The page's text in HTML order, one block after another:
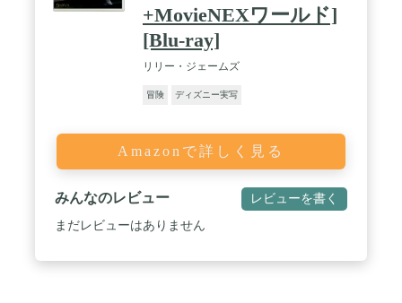
+MovieNEXワールド]
[Blu-ray]
リリー・ジェームズ
冒険 ディズニー実写
Amazonで詳しく見る
みんなのレビュー レビューを書く
まだレビューはありません